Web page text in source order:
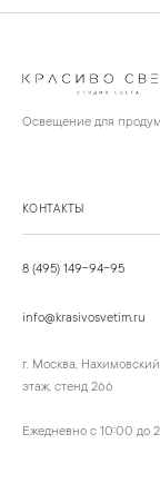
Освещение для
КОНТАКТЫ
8 (495) 149-94-95
info@krasivosvetim.ru
г. Москва,
этаж, стенд 266
Ежедневно с 10:00 до